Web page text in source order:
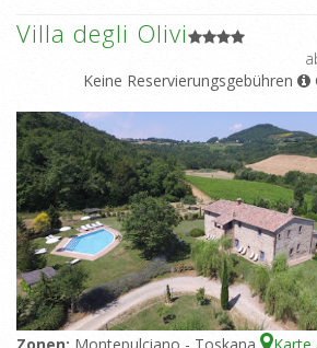
Villa degli Olivi
Keine Reservierungsgebühren